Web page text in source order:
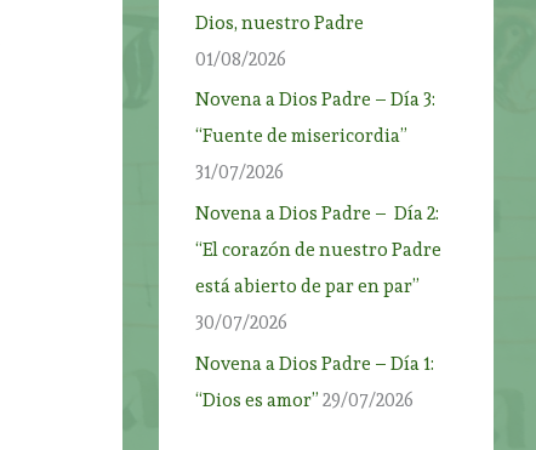
Dios, nuestro Padre
01/08/2026
Novena a Dios Padre – Día 3:
“Fuente de misericordia”
31/07/2026
Novena a Dios Padre – Día 2:
“El corazón de nuestro Padre
está abierto de par en par”
30/07/2026
Novena a Dios Padre – Día 1:
“Dios es amor” 29/07/2026